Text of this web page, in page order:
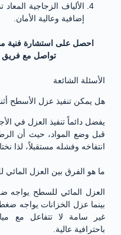
الألياف الزجاجية
إضافية وعالية الأمان.
احصل على استشارة فنية
تواصل مع فريق
الأسئلة الشائعة
هل يمكن تنفيذ عزل الأسطح
يفضل دائماً تنفيذ العزل في
قبل وضع المواد، حيث أن
انتفاخه وفشله مستقبلاً، لذا
ما هو الفرق بين العزل
العزل المائي للسطح يواجه
بينما عزل الخزانات يواجه
غير سامة لا تتفاعل مع
باحترافية عالية.